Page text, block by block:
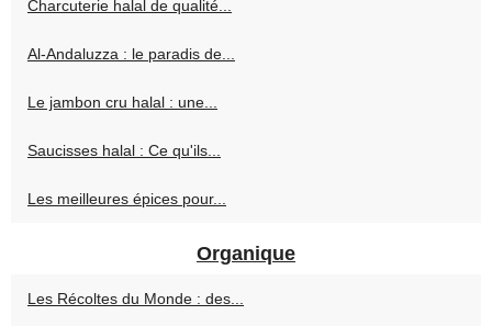
Charcuterie halal de qualité...
Al-Andaluzza : le paradis de...
Le jambon cru halal : une...
Saucisses halal : Ce qu'ils...
Les meilleures épices pour...
Organique
Les Récoltes du Monde : des...